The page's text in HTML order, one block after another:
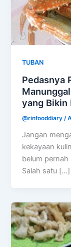
TUBAN
Pedasnya
yang Bikin
@rinfooddiary /
Jangan
kekayaan
belum pernah
Salah satu […]